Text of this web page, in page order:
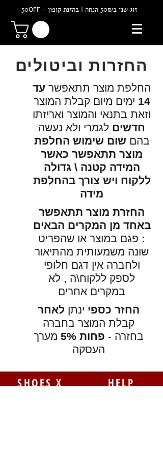
זוג שני ב50₪ הנחה | בהזנת קופון - 50OFF
החזרות וביטולים
החלפת מוצר תתאפשר עד
14 ימים מיום קבלת המוצר
וזאת בתנאי והמוצר ואריזתו
חדשים לגמרי ולא נעשה
בהם שום שימוש החלפת
מוצר תתאפשר כאשר
המידה קטנה \ גדולה
ללקוח ויש צורך בהחלפת
מידה
החזרת מוצר תתאפשר
באחד מן המקרים הבאים
: פגם במוצר או שהפריט
שונה משמעותית מהתיאור
ולחברה אין דגם חלופי
לספק ללקוח\ה , לא
במקרים אחרים
החזר כספי ינתן לאחר
קבלת המוצר בחברה
בחזרה - פחות 5%
מערך
העסקה
HELP
SHOES X